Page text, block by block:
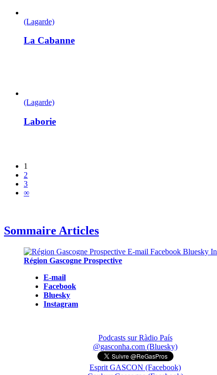
(Lagarde)
La Cabanne
(Lagarde)
Laborie
1
2
3
∞
Sommaire Articles
Région Gascogne Prospective
E-mail
Facebook
Bluesky
Instagram
Podcasts sur Ràdio País
@gasconha.com (Bluesky)
Esprit GASCON (Facebook)